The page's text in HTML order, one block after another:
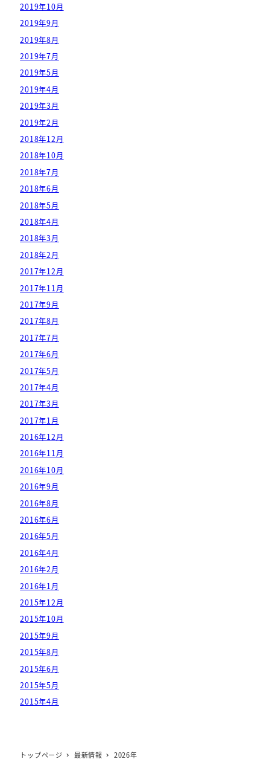
2019年10月
2019年9月
2019年8月
2019年7月
2019年5月
2019年4月
2019年3月
2019年2月
2018年12月
2018年10月
2018年7月
2018年6月
2018年5月
2018年4月
2018年3月
2018年2月
2017年12月
2017年11月
2017年9月
2017年8月
2017年7月
2017年6月
2017年5月
2017年4月
2017年3月
2017年1月
2016年12月
2016年11月
2016年10月
2016年9月
2016年8月
2016年6月
2016年5月
2016年4月
2016年2月
2016年1月
2015年12月
2015年10月
2015年9月
2015年8月
2015年6月
2015年5月
2015年4月
トップページ 最新情報 2026年